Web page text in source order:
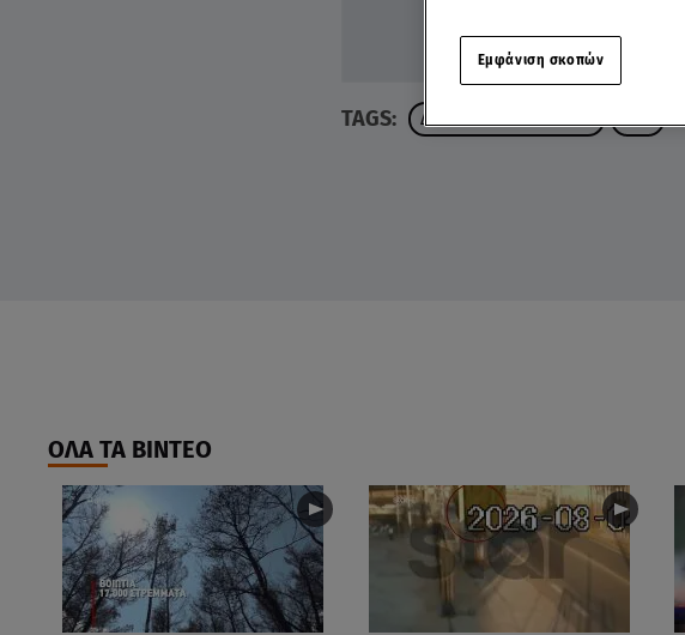
TAGS: ΔΕΛΤΙΟ ΕΙΔΗΣΕΩΝ STAR
ΟΛΑ ΤΑ ΒΙΝΤΕΟ
Εμφάνιση σκοπών